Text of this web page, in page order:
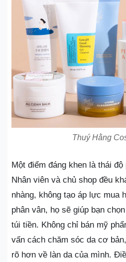
Thuý Hằng
Một điểm đáng khen là thái
Nhân viên và chủ shop đều
nhàng, không tạo áp lực mua
phân vân, họ sẽ giúp bạn
túi tiền. Không chỉ bán mỹ
vấn cách chăm sóc da cơ
rõ hơn về làn da của mình.